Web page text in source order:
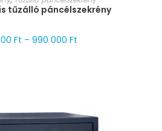
tűzálló páncélszekrény
Ft – 990 000 Ft